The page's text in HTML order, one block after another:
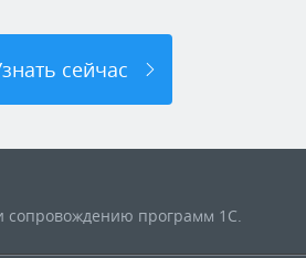
сейчас
сопровождению программ 1С.